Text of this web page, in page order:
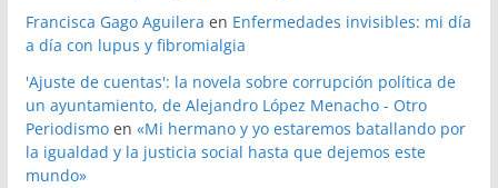
Francisca Gago Aguilera en Enfermedades invisibles: mi día
a día con lupus y fibromialgia
'Ajuste de cuentas': la novela sobre corrupción política de
un ayuntamiento, de Alejandro López Menacho - Otro
Periodismoen «Mi hermano y yo estaremos batallando por
la igualdad y la justicia social hasta que dejemos este
mundo»